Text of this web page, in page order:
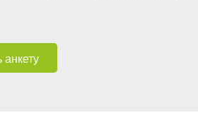
область)
область)